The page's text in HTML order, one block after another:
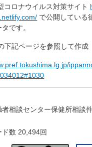
コロナウイルス対策サイト
で公開している
です。
下記ページを参照して作成
者相談センター保健所相談
ド数 20,494回